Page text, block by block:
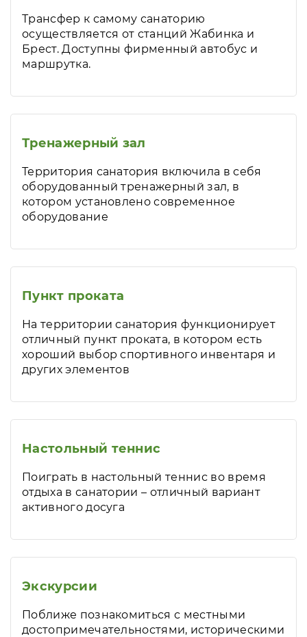
Трансфер к самому санаторию
осуществляется от станций Жабинка и
Брест. Доступны фирменный автобус и
маршрутка.
Тренажерный зал
Территория санатория включила в себя
оборудованный тренажерный зал, в
котором установлено современное
оборудование
Пункт проката
На территории санатория функционирует
отличный пункт проката, в котором есть
хороший выбор спортивного инвентаря и
других элементов
Настольный теннис
Поиграть в настольный теннис во время
отдыха в санатории – отличный вариант
активного досуга
Экскурсии
Поближе познакомиться с местными
достопримечательностями, историческими